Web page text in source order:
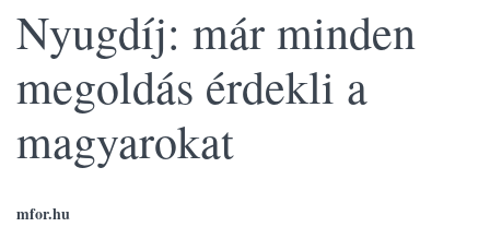
Nyugdíj: már minden
megoldás érdekli a
magyarokat
mfor.hu